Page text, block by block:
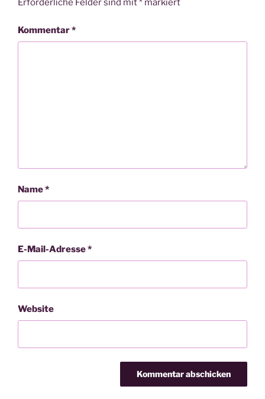
Erforderliche Felder sind mit * markiert
Kommentar*
Name*
E-Mail-Adresse*
Website